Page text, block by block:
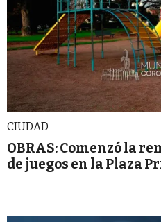
CIUDAD
OBRAS: Comenzó la
de juegos en la Plaza